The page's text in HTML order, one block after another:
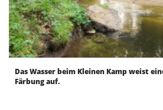
Das Wasser beim Kleinen Kamp weist
Färbung auf.